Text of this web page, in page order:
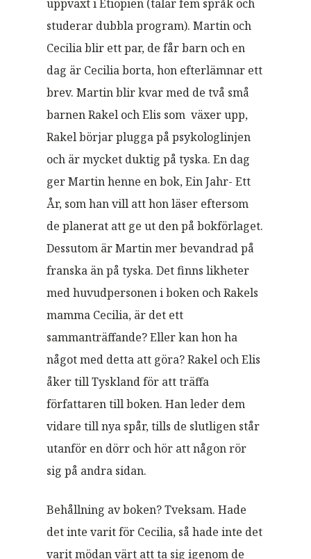
uppväxt i Etiopien (talar fem språk och
studerar dubbla program). Martin och
Cecilia blir ett par, de får barn och en
dag är Cecilia borta, hon efterlämnar ett
brev. Martin blir kvar med de två små
barnen Rakel och Elis som växer upp,
Rakel börjar plugga på psykologlinjen
och är mycket duktig på tyska. En dag
ger Martin henne en bok, Ein Jahr- Ett
År, som han vill att hon läser eftersom
de planerat att ge ut den på bokförlaget.
Dessutom är Martin mer bevandrad på
franska än på tyska. Det finns likheter
med huvudpersonen i boken och Rakels
mamma Cecilia, är det ett
sammanträffande? Eller kan hon ha
något med detta att göra? Rakel och Elis
åker till Tyskland för att träffa
författaren till boken. Han leder dem
vidare till nya spår, tills de slutligen står
utanför en dörr och hör att någon rör
sig på andra sidan.
Behållning av boken? Tveksam. Hade
det inte varit för Cecilia, så hade inte det
varit mödan värt att ta sig igenom de